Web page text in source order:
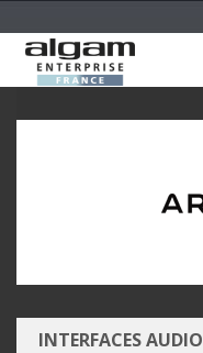
INTERFACES AUDIO